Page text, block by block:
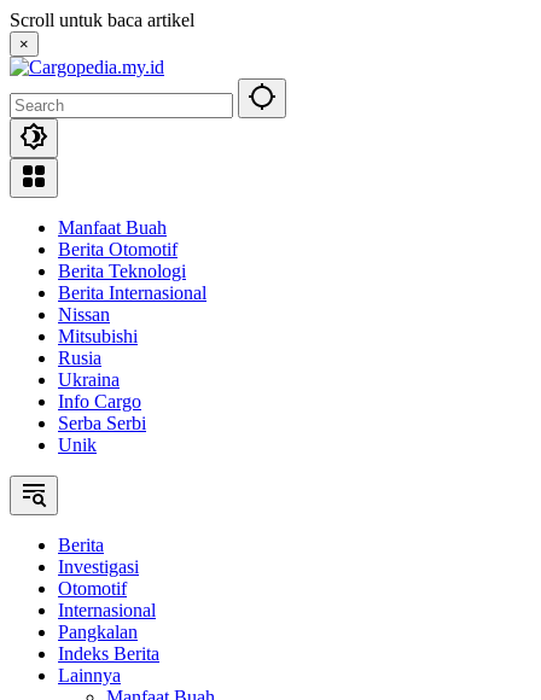
Skip
to
content
Scroll untuk baca artikel
×
Manfaat Buah
Berita Otomotif
Berita Teknologi
Berita Internasional
Nissan
Mitsubishi
Rusia
Ukraina
Info Cargo
Serba Serbi
Unik
Berita
Investigasi
Otomotif
Internasional
Pangkalan
Indeks Berita
Lainnya